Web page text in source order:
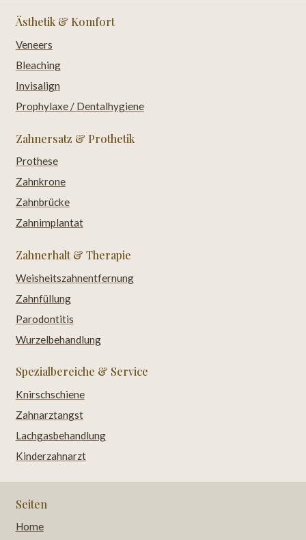
Ästhetik & Komfort
Veneers
Bleaching
Invisalign
Prophylaxe / Dentalhygiene
Zahnersatz & Prothetik
Prothese
Zahnkrone
Zahnbrücke
Zahnimplantat
Zahnerhalt & Therapie
Weisheitszahnentfernung
Zahnfüllung
Parodontitis
Wurzelbehandlung
Spezialbereiche & Service
Knirschschiene
Zahnarztangst
Lachgasbehandlung
Kinderzahnarzt
Seiten
Home